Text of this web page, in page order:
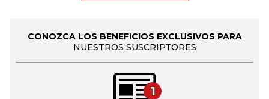
CONOZCA LOS BENEFICIOS EXCLUSIVOS PARA
NUESTROS SUSCRIPTORES
1